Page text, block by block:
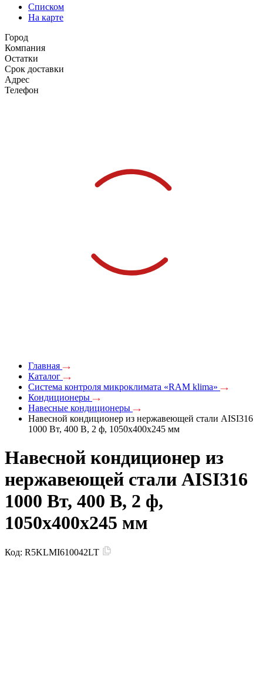
Списком
На карте
Город
Компания
Остатки
Срок доставки
Адрес
Телефон
Главная
Каталог
Система контроля микроклимата «RAM klima»
Кондиционеры
Навесные кондиционеры
Навесной кондиционер из нержавеющей стали AISI316
1000 Вт, 400 В, 2 ф, 1050х400х245 мм
Навесной кондиционер из
нержавеющей стали AISI316
1000 Вт, 400 В, 2 ф,
1050х400х245 мм
Код: R5KLMI610042LT